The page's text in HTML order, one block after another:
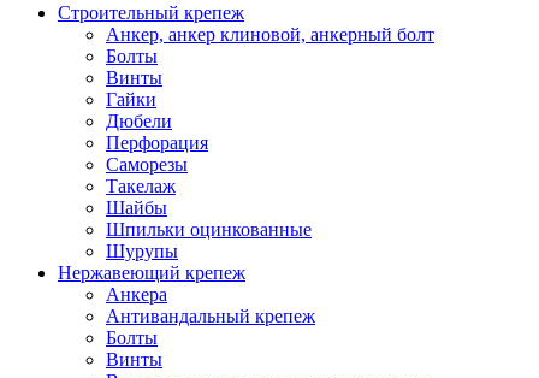
Строительный крепеж
Анкер, анкер клиновой, анкерный болт
Болты
Винты
Гайки
Дюбели
Перфорация
Саморезы
Такелаж
Шайбы
Шпильки оцинкованные
Шурупы
Нержавеющий крепеж
Анкера
Антивандальный крепеж
Болты
Винты